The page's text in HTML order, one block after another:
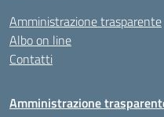
Amministrazione trasparente
Albo on line
Contatti
Amministrazione